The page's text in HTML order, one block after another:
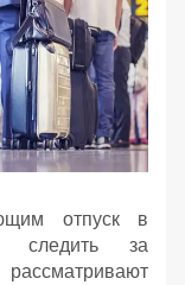
отпуск в
следить за